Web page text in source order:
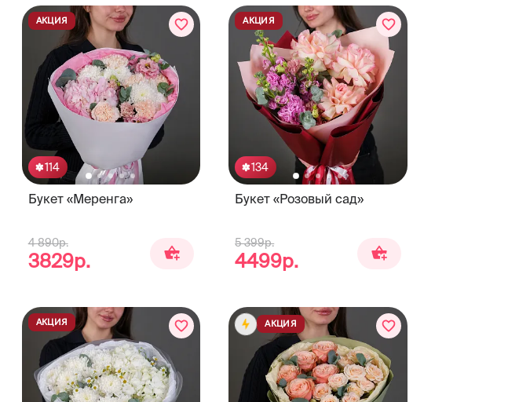
114
Букет «Меренга»
АКЦИЯ
4 890р.
3829р.
134
Букет «Розовый сад»
АКЦИЯ
5 399р.
4499р.
АКЦИЯ АКЦИЯ